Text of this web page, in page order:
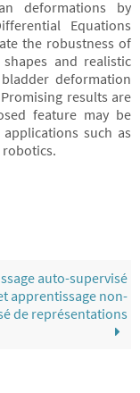
deformations by
Equations
the robustness of
and realistic
deformation
results are
feature may be
such as
robotics.
auto-supervisé
apprentissage non-
de représentations